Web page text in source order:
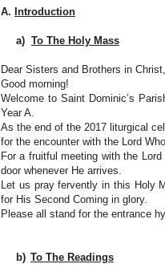
A. Introduction
a) To The Holy Mass
Dear Sisters and Brothers in Christ,
Good morning!
Welcome to Saint Dominic’s
Year A.
As the end of the 2017 liturgical
for the encounter with the Lord
For a fruitful meeting with the
door whenever He arrives.
Let us pray fervently in this Holy
for His Second Coming in glory.
Please all stand for the entrance
b) To The Readings